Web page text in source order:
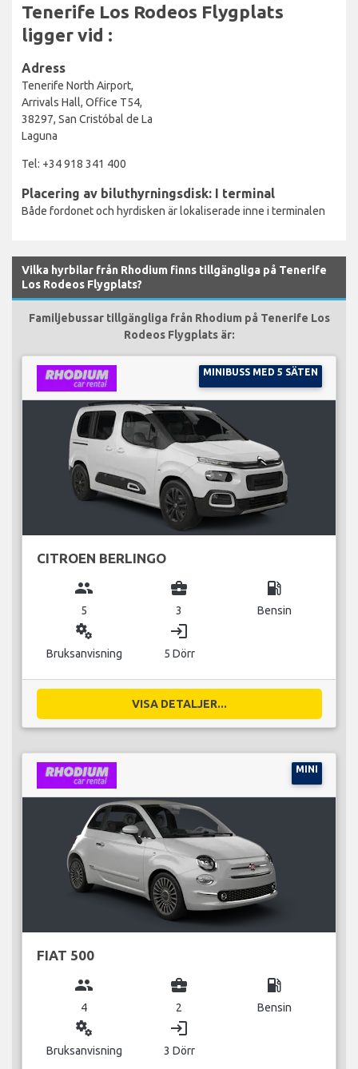
Tenerife Los Rodeos Flygplats
ligger vid :
Adress
Tenerife North Airport,
Arrivals Hall, Office T54,
38297, San Cristóbal de La
Laguna
Tel: +34 918 341 400
Placering av biluthyrningsdisk: I terminal
Både fordonet och hyrdisken är lokaliserade inne i terminalen
Vilka hyrbilar från Rhodium finns tillgängliga på Tenerife
Los Rodeos Flygplats?
Familjebussar tillgängliga från Rhodium på Tenerife Los
Rodeos Flygplats är:
MINIBUSS MED 5 SÄTEN
CITROEN BERLINGO
group
5
business_center
3
local_gas_station
Bensin
miscellaneous_services
Bruksanvisning
login
5 Dörr
VISA DETALJER...
MINI
FIAT 500
group
4
business_center
2
local_gas_station
Bensin
miscellaneous_services
Bruksanvisning
login
3 Dörr